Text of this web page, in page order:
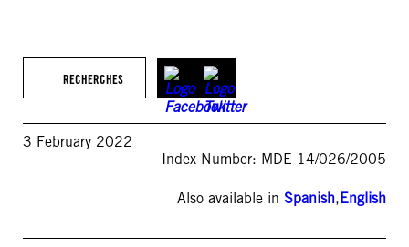
RECHERCHES
3 February 2022
Index Number: MDE 14/026/2005
Also available in Spanish,English